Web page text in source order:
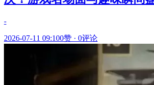
-
2026-07-11 09:100赞 · 0评论